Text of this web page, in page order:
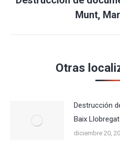
Munt,
Otras
Destrucción
Baix Llobregat
diciembre 20,